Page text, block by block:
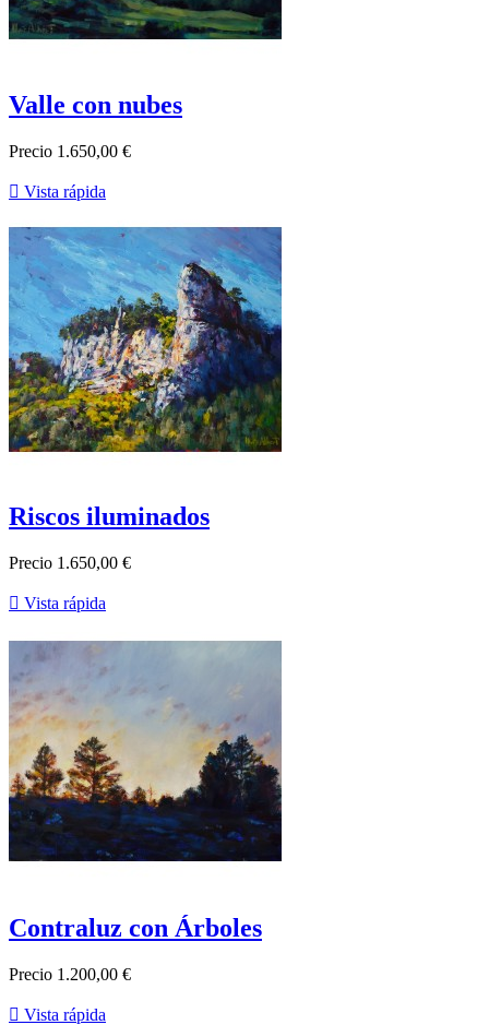
Valle con nubes
Precio 1.650,00 €
 Vista rápida
Riscos iluminados
Precio 1.650,00 €
 Vista rápida
Contraluz con Árboles
Precio 1.200,00 €
 Vista rápida